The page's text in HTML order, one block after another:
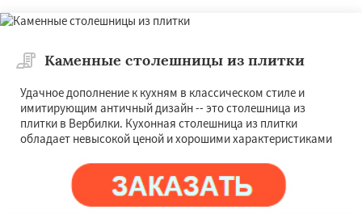
Каменные столешницы из плитки
Удачное дополнение к кухням в классическом стиле и
имитирующим античный дизайн -- это столешница из
плитки в Вербилки. Кухонная столешница из плитки
обладает невысокой ценой и хорошими характеристиками